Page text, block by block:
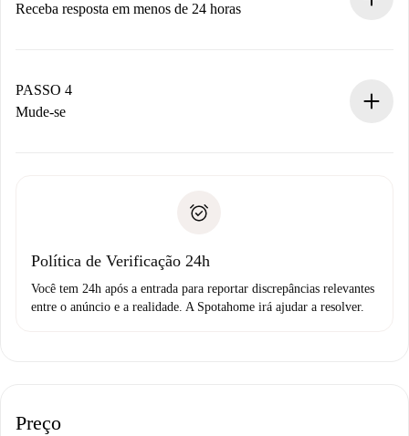
Receba resposta em menos de 24 horas
proprietário.
Se recusada: não cobraremos nada e ofereceremos
Débito direto bancário
PASSO 4
Mude-se
não comunicar nenhum problema.
Política de Verificação 24h
Você tem 24h após a entrada para reportar discrepâncias relevantes
entre o anúncio e a realidade. A Spotahome irá ajudar a resolver.
Preço